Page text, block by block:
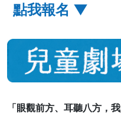
點我報名 ▼
「眼觀前方、耳聽八方，